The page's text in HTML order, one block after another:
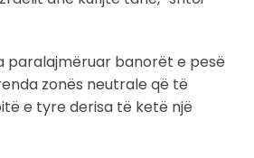
paralajmëruar banorët e pesë
zonës neutrale që të
e tyre derisa të ketë një